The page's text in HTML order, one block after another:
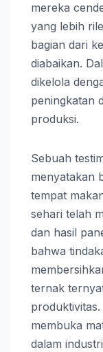
mereka
yang lebih
bagian dari
diabaikan.
dikelola
peningkatan
produksi.
Sebuah
menyatakan
tempat
sehari telah
dan hasil
bahwa
ternak
membuka
dalam